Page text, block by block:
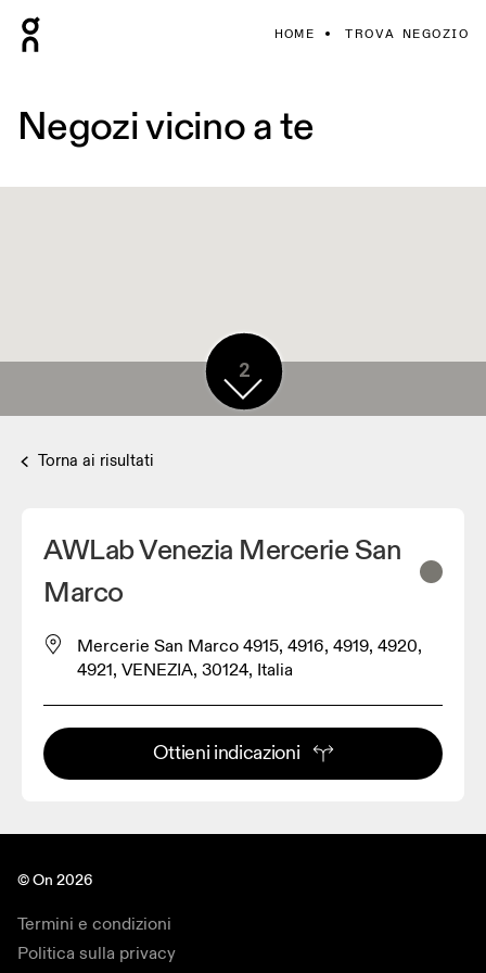
HOME TROVA NEGOZIO
Negozi vicino a te
2
Torna ai risultati
AWLab Venezia Mercerie San
Marco
Mercerie San Marco 4915, 4916, 4919, 4920,
4921, VENEZIA, 30124, Italia
Ottieni indicazioni
© On 2026
Termini e condizioni
Politica sulla privacy